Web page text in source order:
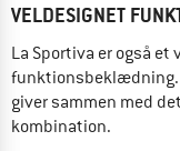
VELDESIGNET
La Sportiva er også
funktionsbeklædning.
giver sammen med
kombination.